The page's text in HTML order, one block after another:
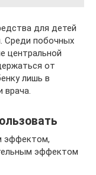
для детей
Среди побочных
центральной
от
лишь в
врача.
эффектом,
эффектом